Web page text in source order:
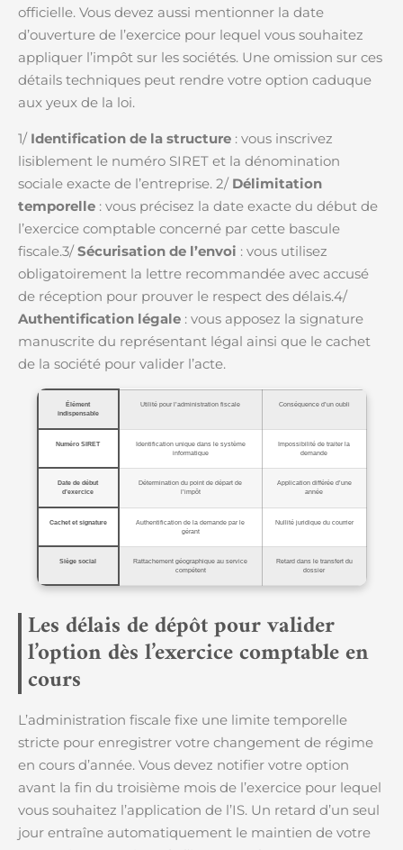
officielle. Vous devez aussi mentionner la date
d’ouverture de l’exercice pour lequel vous souhaitez
appliquer l’impôt sur les sociétés. Une omission sur ces
détails techniques peut rendre votre option caduque
aux yeux de la loi.
1/ Identification de la structure : vous inscrivez
lisiblement le numéro SIRET et la dénomination
sociale exacte de l’entreprise. 2/ Délimitation
temporelle : vous précisez la date exacte du début de
l’exercice comptable concerné par cette bascule
fiscale.3/ Sécurisation de l’envoi : vous utilisez
obligatoirement la lettre recommandée avec accusé
de réception pour prouver le respect des délais.4/
Authentification légale : vous apposez la signature
manuscrite du représentant légal ainsi que le cachet
de la société pour valider l’acte.
Élément
indispensable
Utilité pour l’administration fiscale Conséquence d’un oubli
Numéro SIRET
Identification unique dans le système
informatique
Impossibilité de traiter la
demande
Date de début
d’exercice
Détermination du point de départ de
l’impôt
Application différée d’une
année
Cachet et signature
Authentification de la demande par le
gérant
Nullité juridique du courrier
Siège social
Rattachement géographique au service
compétent
Retard dans le transfert du
dossier
Les délais de dépôt pour valider
l’option dès l’exercice comptable en
cours
L’administration fiscale fixe une limite temporelle
stricte pour enregistrer votre changement de régime
en cours d’année. Vous devez notifier votre option
avant la fin du troisième mois de l’exercice pour lequel
vous souhaitez l’application de l’IS. Un retard d’un seul
jour entraîne automatiquement le maintien de votre